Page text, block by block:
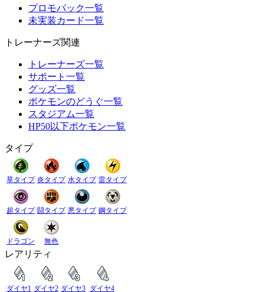
プロモパック一覧
未実装カード一覧
トレーナーズ関連
トレーナーズ一覧
サポート一覧
グッズ一覧
ポケモンのどうぐ一覧
スタジアム一覧
HP50以下ポケモン一覧
タイプ
草タイプ 炎タイプ 水タイプ 雷タイプ
超タイプ 闘タイプ 悪タイプ 鋼タイプ
ドラゴン 無色
レアリティ
ダイヤ1 ダイヤ2 ダイヤ3 ダイヤ4